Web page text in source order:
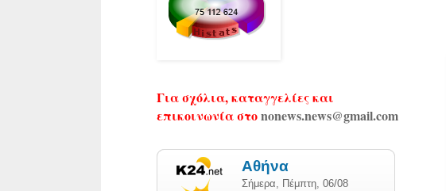
Για σχόλια, καταγγελίες και
επικοινωνία στοnonews.news@gmail.com